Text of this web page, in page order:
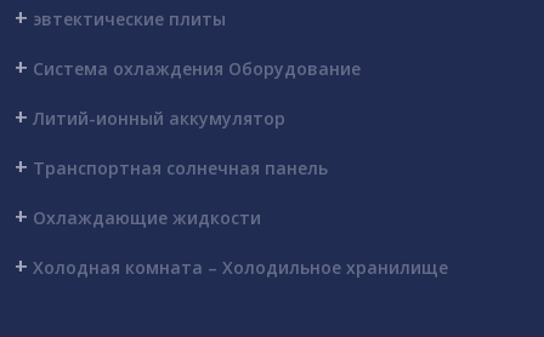
+ эвтектические плиты
+ Система охлаждения Оборудование
+ Литий-ионный аккумулятор
+ Транспортная солнечная панель
+ Охлаждающие жидкости
+ Холодная комната – Холодильное хранилище